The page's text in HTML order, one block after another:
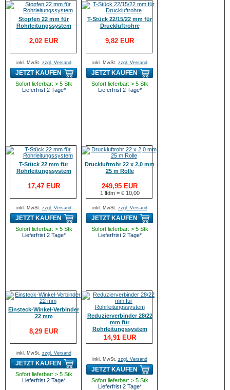
Stopfen 22 mm für
Rohrleitungssystem
2,02 EUR
inkl. MwSt. zzgl. Versand
JETZT KAUFEN
Sofort lieferbar: > 5 Stk
Lieferfrist 2 Tage*
T-Stück 22/15/22 mm für
Druckluftrohre
9,82 EUR
inkl. MwSt. zzgl. Versand
JETZT KAUFEN
Sofort lieferbar: > 5 Stk
Lieferfrist 2 Tage*
T-Stück 22 mm für
Rohrleitungssystem
17,47 EUR
inkl. MwSt. zzgl. Versand
JETZT KAUFEN
Sofort lieferbar: > 5 Stk
Lieferfrist 2 Tage*
Druckluftrohr 22 x 2,0 mm
25 m Rolle
249,95 EUR
1 lfdm = € 10,00
inkl. MwSt. zzgl. Versand
JETZT KAUFEN
Sofort lieferbar: > 5 Stk
Lieferfrist 2 Tage*
Einsteck-Winkel-Verbinder
22 mm
8,29 EUR
inkl. MwSt. zzgl. Versand
JETZT KAUFEN
Sofort lieferbar: > 5 Stk
Lieferfrist 2 Tage*
Reduzierverbinder 28/22
mm für
Rohrleitungssystem
14,91 EUR
inkl. MwSt. zzgl. Versand
JETZT KAUFEN
Sofort lieferbar: > 5 Stk
Lieferfrist 2 Tage*